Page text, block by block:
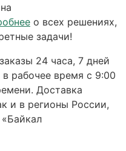
о всех решениях,
задачи!
24 часа, 7 дней
рабочее время с 9:00
Доставка
и в регионы России,